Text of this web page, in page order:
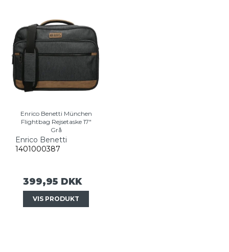
Enrico Benetti München
Flightbag Rejsetaske 17"
Grå
Enrico Benetti
1401000387
399,95 DKK
VIS PRODUKT